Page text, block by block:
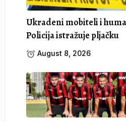
Ukradeni mobiteli i
Policija istražuje pljačku
August 8, 2026